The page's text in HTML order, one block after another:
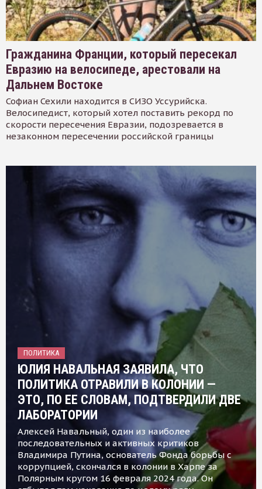
Гражданина Франции, который пересекал
Евразию на велосипеде, арестовали на
Дальнем Востоке
Софиан Сехили находится в СИЗО Уссурийска.
Велосипедист, который хотел поставить рекорд по
скорости пересечения Евразии, подозревается в
незаконном пересечении российской границы
ПОЛИТИКА
ЮЛИЯ НАВАЛЬНАЯ ЗАЯВИЛА, ЧТО
ПОЛИТИКА ОТРАВИЛИ В КОЛОНИИ —
ЭТО, ПО ЕЕ СЛОВАМ, ПОДТВЕРДИЛИ ДВЕ
ЛАБОРАТОРИИ
Алексей Навальный, один из наиболее
последовательных и активных критиков
Владимира Путина, основатель Фонда борьбы с
коррупцией, скончался в колонии в Харпе за
Полярным кругом 16 февраля 2024 года. Он